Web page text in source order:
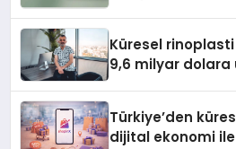
Küresel rinoplasti
9,6 milyar dolara
Türkiye’den
dijital ekonomi